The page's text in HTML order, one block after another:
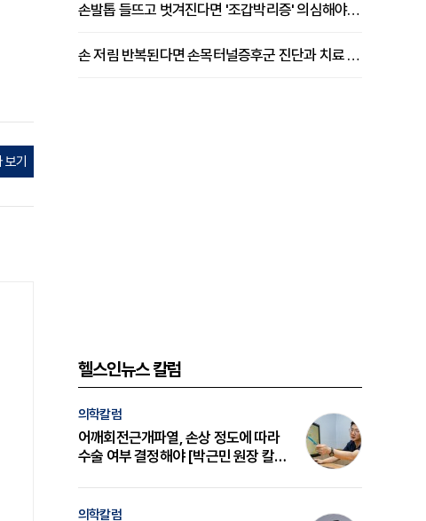
기
손발톱 들뜨고 벗겨진다면 '조갑박리증' 의심해야 [김철윤 원장 칼럼]
손 저림 반복된다면 손목터널증후군 진단과 치료 시기 살펴야 [김동현 원장 칼럼]
헬스인뉴스 칼럼
의학칼럼
어깨회전근개파열, 손상 정도에 따라
수술 여부 결정해야 [박근민 원장 칼
의학칼럼